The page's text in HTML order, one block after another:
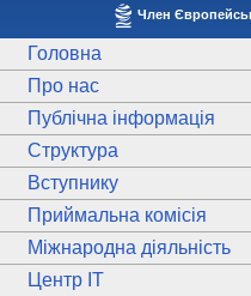
Член
Головна
Про нас
Публічна інформація
Структура
Вступнику
Приймальна комісія
Міжнародна діяльність
Центр ІТ